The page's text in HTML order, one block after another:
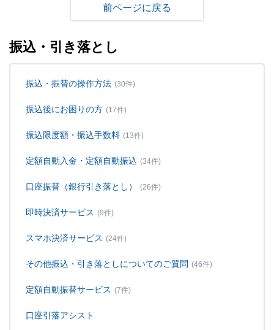
戻る
振込・引き落とし
振込・振替の操作方法 (30件)
振込後にお困りの方 (17件)
振込限度額・振込手数料 (13件)
定額自動入金・定額自動振込 (34件)
口座振替（銀行引き落とし） (26件)
即時決済サービス (9件)
スマホ決済サービス (24件)
その他振込・引き落としについてのご質問 (46件)
定額自動振替サービス (7件)
口座引落アシスト